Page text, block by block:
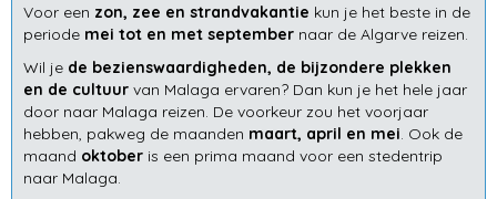
Voor een zon, zee en strandvakantie kun je het beste in de
periode mei tot en met september naar de Algarve reizen.
Wil je de bezienswaardigheden, de bijzondere plekken
en de cultuur van Malaga ervaren? Dan kun je het hele jaar
door naar Malaga reizen. De voorkeur zou het voorjaar
hebben, pakweg de maanden maart, april en mei. Ook de
maand oktober is een prima maand voor een stedentrip
naar Malaga.